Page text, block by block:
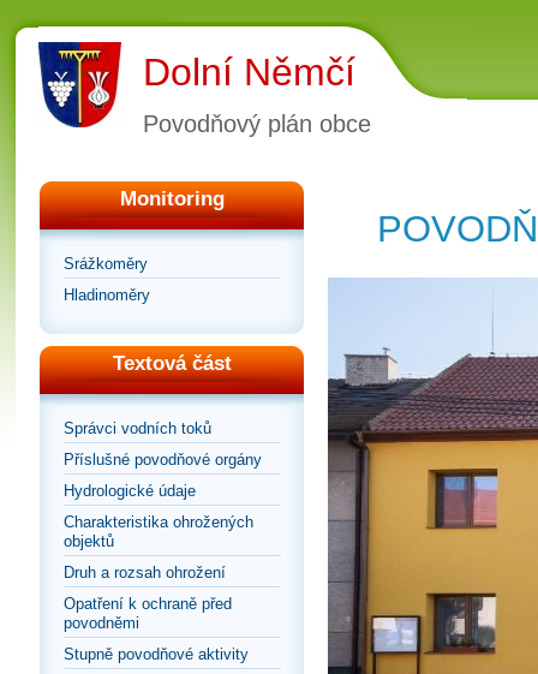
Dolní Němčí
Povodňový plán obce
Monitoring
Srážkoměry
Hladinoměry
Textová část
Správci vodních toků
Příslušné povodňové orgány
Hydrologické údaje
Charakteristika ohrožených
objektů
Druh a rozsah ohrožení
Opatření k ochraně před
povodněmi
Stupně povodňové aktivity